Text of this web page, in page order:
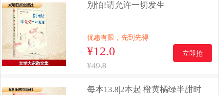
别怕!请允许一切发生
优惠有限，先到先得
¥12.0
¥49.8
立即抢
每本13.8|2本起 橙黄橘绿半甜时